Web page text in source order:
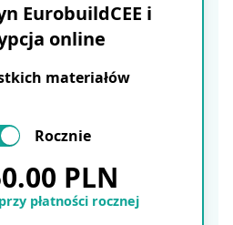
EurobuildCEE i
online
materiałów
Rocznie
PLN
płatności rocznej